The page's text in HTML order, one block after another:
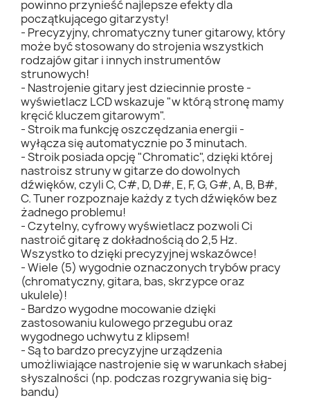
powinno przynieść najlepsze efekty dla
początkującego gitarzysty!
- Precyzyjny, chromatyczny tuner gitarowy, który
może być stosowany do strojenia wszystkich
rodzajów gitar i innych instrumentów
strunowych!
- Nastrojenie gitary jest dziecinnie proste -
wyświetlacz LCD wskazuje "w którą stronę mamy
kręcić kluczem gitarowym".
- Stroik ma funkcję oszczędzania energii -
wyłącza się automatycznie po 3 minutach.
- Stroik posiada opcję "Chromatic", dzięki której
nastroisz struny w gitarze do dowolnych
dźwięków, czyli C, C#, D, D#, E, F, G, G#, A, B, B#,
C. Tuner rozpoznaje każdy z tych dźwięków bez
żadnego problemu!
- Czytelny, cyfrowy wyświetlacz pozwoli Ci
nastroić gitarę z dokładnością do 2,5 Hz.
Wszystko to dzięki precyzyjnej wskazówce!
- Wiele (5) wygodnie oznaczonych trybów pracy
(chromatyczny, gitara, bas, skrzypce oraz
ukulele)!
- Bardzo wygodne mocowanie dzięki
zastosowaniu kulowego przegubu oraz
wygodnego uchwytu z klipsem!
- Są to bardzo precyzyjne urządzenia
umożliwiające nastrojenie się w warunkach słabej
słyszalności (np. podczas rozgrywania się big-
bandu)